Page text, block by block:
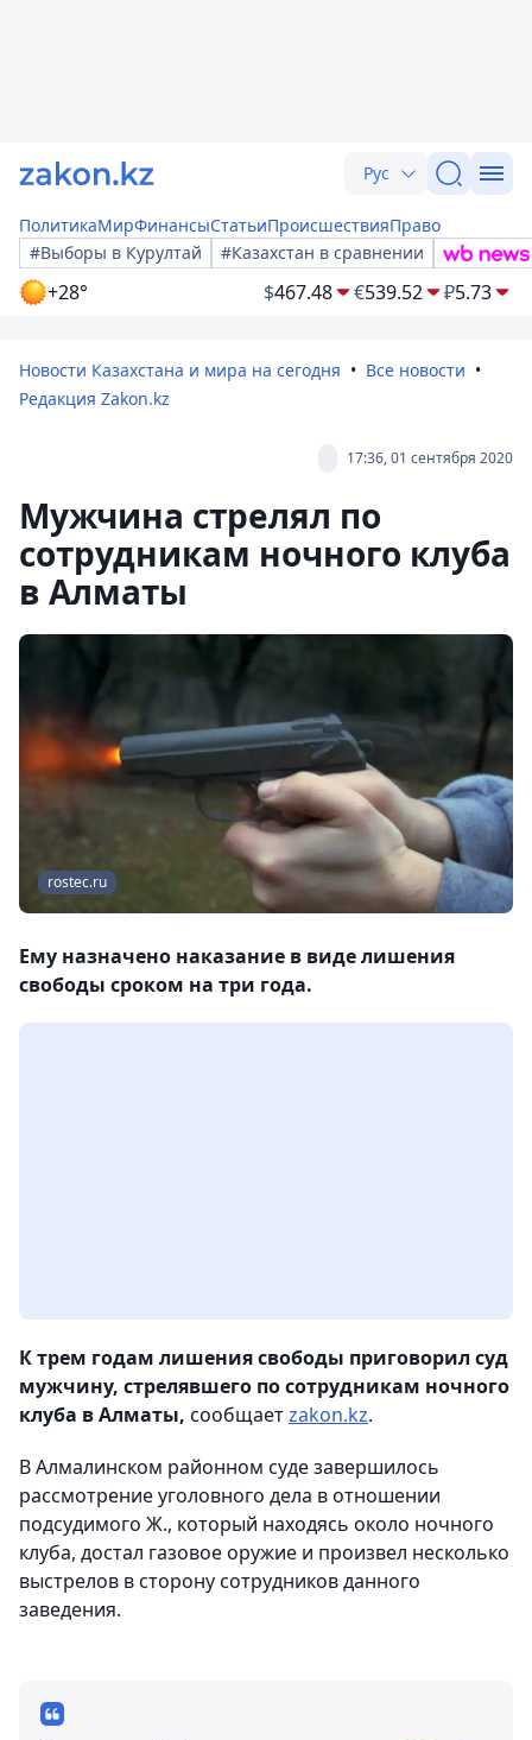
Рус
ПолитикаМирФинансыСтатьиПроисшествияПраво
#Выборы в Курултай
#Казахстан в сравнении
+28° $467.48 €539.52 ₽5.73
Новости Казахстана и мира на сегодня
Все новости
Редакция Zakon.kz
17:36, 01 сентября 2020
Мужчина стрелял по
сотрудникам ночного клуба
в Алматы
rostec.ru
Ему назначено наказание в виде лишения
свободы сроком на три года.
К трем годам лишения свободы приговорил суд
мужчину, стрелявшего по сотрудникам ночного
клуба в Алматы, сообщаетzakon.kz.
В Алмалинском районном суде завершилось
рассмотрение уголовного дела в отношении
подсудимого Ж., который находясь около ночного
клуба, достал газовое оружие и произвел несколько
выстрелов в сторону сотрудников данного
заведения.